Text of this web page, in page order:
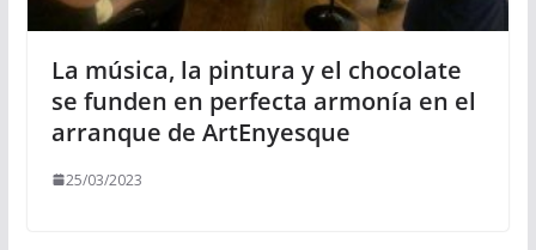
La música, la pintura y el chocolate
se funden en perfecta armonía en el
arranque de ArtEnyesque
25/03/2023